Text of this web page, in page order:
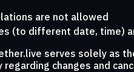
are not allowed
(to different date, time)
serves solely as
regarding changes and